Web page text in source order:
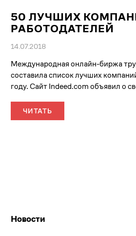
50 ЛУЧШИХ
РАБОТОДАТЕЛЕЙ
14.07.2018
Международная онлайн-биржа
составила список лучших
году. Сайт Indeed.com объявил о
ЧИТАТЬ
Новости